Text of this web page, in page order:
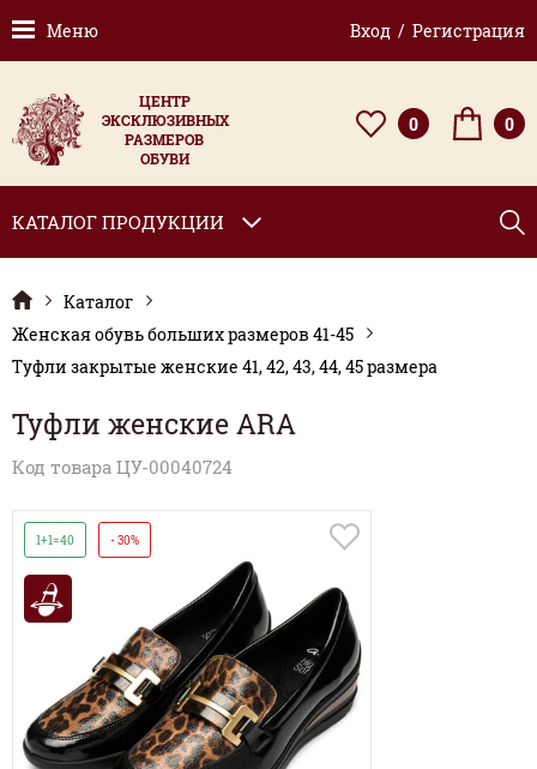
Меню Вход / Регистрация
ЦЕНТР
ЭКСКЛЮЗИВНЫХ
РАЗМЕРОВ
ОБУВИ
0 0
КАТАЛОГ ПРОДУКЦИИ
Каталог
Женская обувь больших размеров 41-45
Туфли закрытые женские 41, 42, 43, 44, 45 размера
Туфли женские ARA
Код товара ЦУ-00040724
1+1=40 - 30%